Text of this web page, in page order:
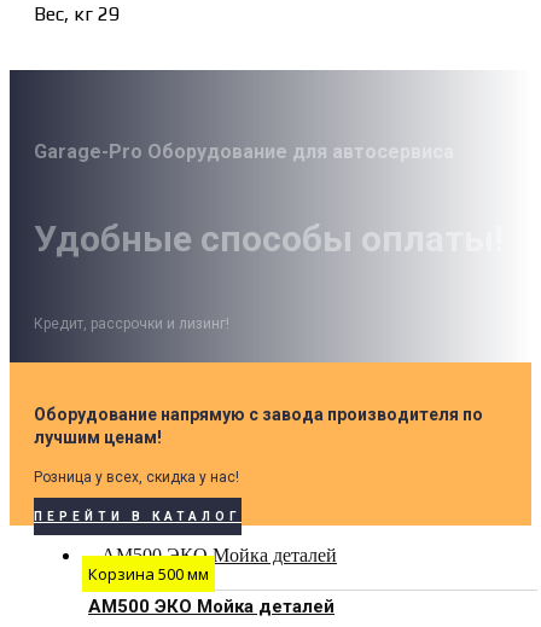
Вес, кг 29
Garage-Pro Оборудование для автосервиса
Удобные способы оплаты!
Кредит, рассрочки и лизинг!
Оборудование напрямую с завода производителя по
лучшим ценам!
Розница у всех, скидка у нас!
ПЕРЕЙТИ В КАТАЛОГ
Корзина 500 мм
АМ500 ЭКО Мойка деталей